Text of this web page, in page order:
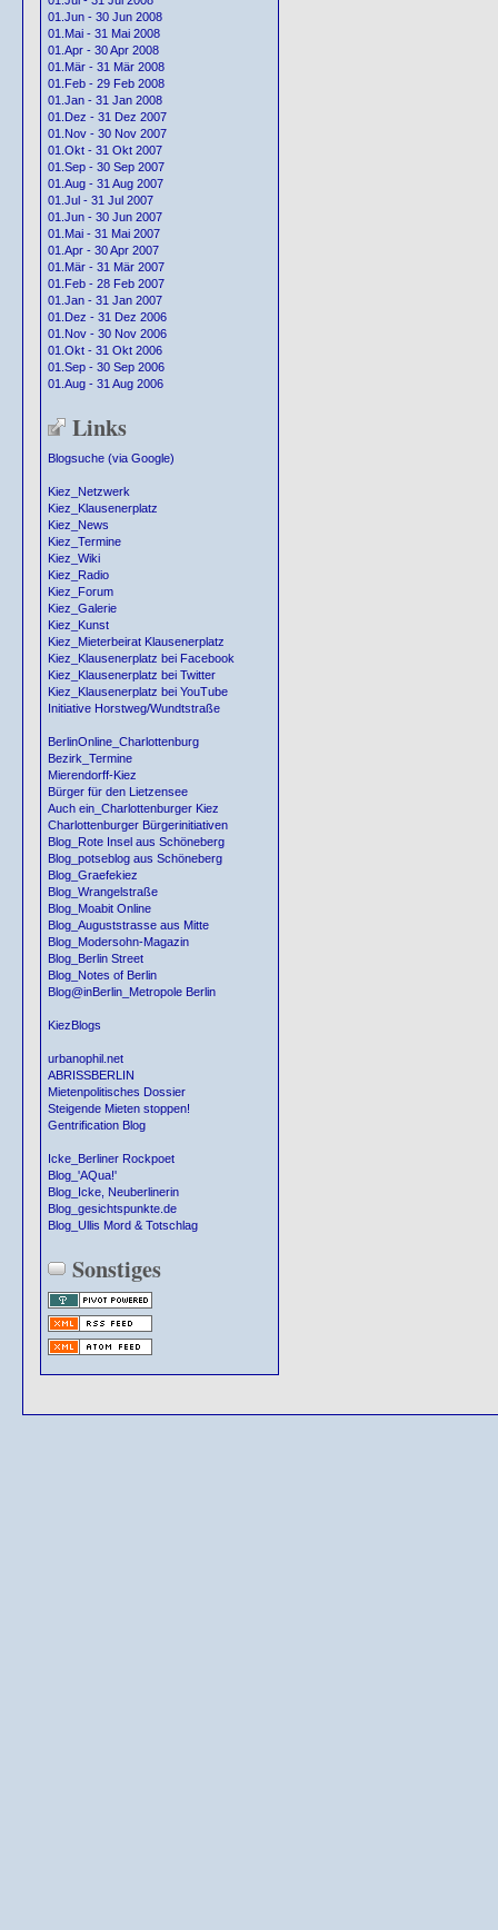
01.Jun - 30 Jun 2008
01.Mai - 31 Mai 2008
01.Apr - 30 Apr 2008
01.Mär - 31 Mär 2008
01.Feb - 29 Feb 2008
01.Jan - 31 Jan 2008
01.Dez - 31 Dez 2007
01.Nov - 30 Nov 2007
01.Okt - 31 Okt 2007
01.Sep - 30 Sep 2007
01.Aug - 31 Aug 2007
01.Jul - 31 Jul 2007
01.Jun - 30 Jun 2007
01.Mai - 31 Mai 2007
01.Apr - 30 Apr 2007
01.Mär - 31 Mär 2007
01.Feb - 28 Feb 2007
01.Jan - 31 Jan 2007
01.Dez - 31 Dez 2006
01.Nov - 30 Nov 2006
01.Okt - 31 Okt 2006
01.Sep - 30 Sep 2006
01.Aug - 31 Aug 2006
Links
Blogsuche (via Google)
Kiez_Netzwerk
Kiez_Klausenerplatz
Kiez_News
Kiez_Termine
Kiez_Wiki
Kiez_Radio
Kiez_Forum
Kiez_Galerie
Kiez_Kunst
Kiez_Mieterbeirat Klausenerplatz
Kiez_Klausenerplatz bei Facebook
Kiez_Klausenerplatz bei Twitter
Kiez_Klausenerplatz bei YouTube
Initiative Horstweg/Wundtstraße
BerlinOnline_Charlottenburg
Bezirk_Termine
Mierendorff-Kiez
Bürger für den Lietzensee
Auch ein_Charlottenburger Kiez
Charlottenburger Bürgerinitiativen
Blog_Rote Insel aus Schöneberg
Blog_potseblog aus Schöneberg
Blog_Graefekiez
Blog_Wrangelstraße
Blog_Moabit Online
Blog_Auguststrasse aus Mitte
Blog_Modersohn-Magazin
Blog_Berlin Street
Blog_Notes of Berlin
Blog@inBerlin_Metropole Berlin
KiezBlogs
urbanophil.net
ABRISSBERLIN
Mietenpolitisches Dossier
Steigende Mieten stoppen!
Gentrification Blog
Icke_Berliner Rockpoet
Blog_'AQua!'
Blog_Icke, Neuberlinerin
Blog_gesichtspunkte.de
Blog_Ullis Mord & Totschlag
Sonstiges